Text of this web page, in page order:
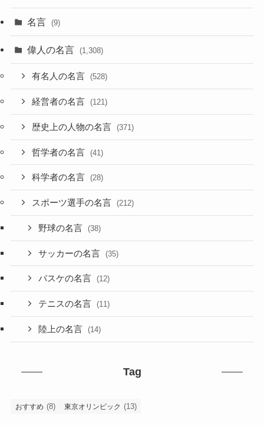
名言 (9)
偉人の名言 (1,308)
有名人の名言 (528)
経営者の名言 (121)
歴史上の人物の名言 (371)
哲学者の名言 (41)
科学者の名言 (28)
スポーツ選手の名言 (212)
野球の名言 (38)
サッカーの名言 (35)
バスケの名言 (12)
テニスの名言 (11)
陸上の名言 (14)
Tag
おすすめ (8) 東京オリンピック (13)